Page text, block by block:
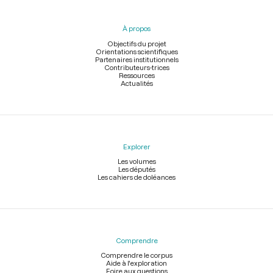
À propos
Objectifs du projet
Orientations scientifiques
Partenaires institutionnels
Contributeurs-trices
Ressources
Actualités
Explorer
Les volumes
Les députés
Les cahiers de doléances
Comprendre
Comprendre le corpus
Aide à l'exploration
Foire aux questions